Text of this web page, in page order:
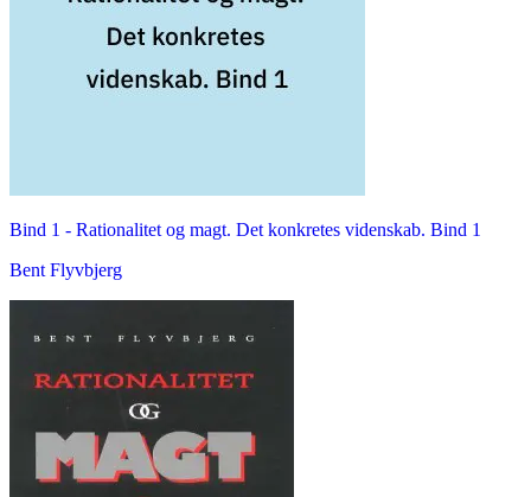
Bind 1 - Rationalitet og magt. Det konkretes videnskab. Bind 1
Bent Flyvbjerg